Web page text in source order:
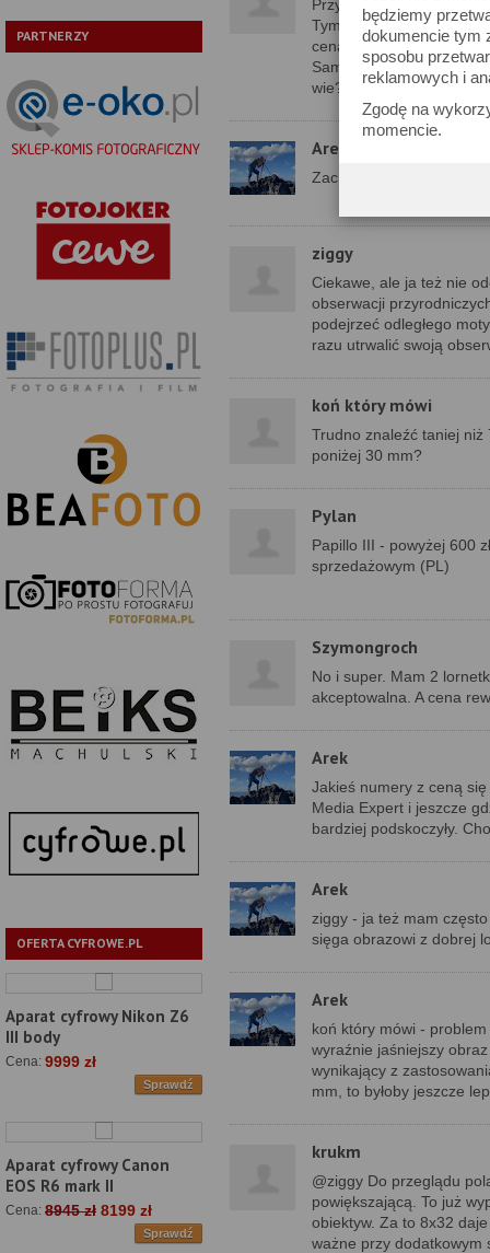
będziemy
dokumencie tym
sposobu
reklamowych i
Zgodę na
momencie.
PARTNERZY
OFERTA CYFROWE.PL
Aparat cyfrowy Nikon Z6
III body
Cena: 9999 zł
Sprawdź
Aparat cyfrowy Canon
EOS R6 mark II
Cena: 8945 zł 8199 zł
Sprawdź
Przyjemnie się czyta ten
Tym bardziej jest to
cenach.
Sam wprawdzie jakoś
wie?
Arek
Zachęcam, przekonasz
ziggy
Ciekawe, ale ja też nie
obserwacji
podejrzeć odległego
razu utrwalić swoją
koń który mówi
Trudno znaleźć taniej niż
poniżej 30 mm?
Pylan
Papillo III - powyżej 600
sprzedażowym (PL)
Szymongroch
No i super. Mam 2
akceptowalna. A cena
Arek
Jakieś numery z ceną
Media Expert i jeszcze
bardziej podskoczyły.
Arek
ziggy - ja też mam
sięga obrazowi z dobrej
Arek
koń który mówi -
wyraźnie jaśniejszy
wynikający z
mm, to byłoby jeszcze
krukm
@ziggy Do przeglądu
powiększającą. To już
obiektyw. Za to 8x32
ważne przy dodatkowym